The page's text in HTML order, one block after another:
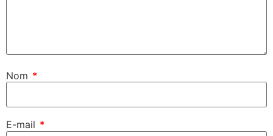
Nom *
E-mail *